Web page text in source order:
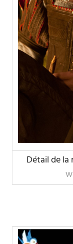
Détail de la